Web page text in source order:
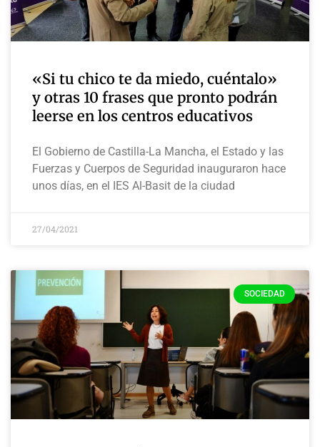
«Si tu chico te da miedo, cuéntalo»
y otras 10 frases que pronto podrán
leerse en los centros educativos
El Gobierno de Castilla-La Mancha, el Estado y las
Fuerzas y Cuerpos de Seguridad inauguraron hace
unos días, en el IES Al-Basit de la ciudad
27/04/2021
SOCIEDAD